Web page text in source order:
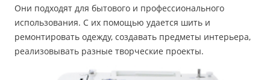
Они подходят для бытового и профессионального
использования. С их помощью удается шить и
ремонтировать одежду, создавать предметы интерьера,
реализовывать разные творческие проекты.